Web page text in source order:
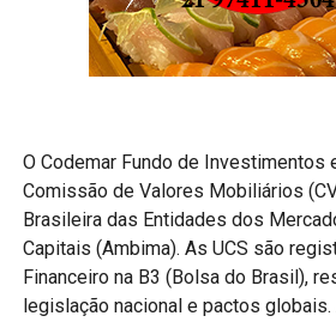
O Codemar Fundo de Investimentos
Comissão de Valores Mobiliários
Brasileira das Entidades dos
Capitais (Ambima). As UCS são
Financeiro na B3 (Bolsa do Brasil),
legislação nacional e pactos